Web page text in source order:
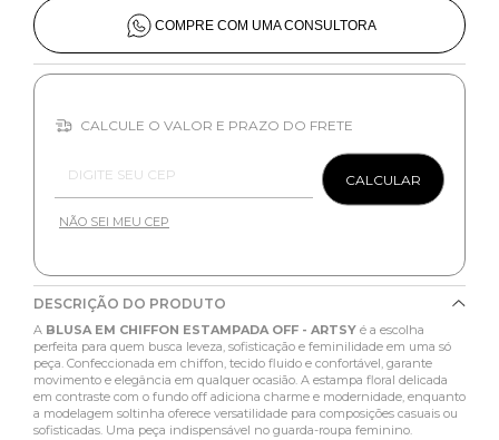
COMPRE COM UMA CONSULTORA
CALCULE O VALOR E PRAZO DO FRETE
CALCULAR
NÃO SEI MEU CEP
DESCRIÇÃO DO PRODUTO
A BLUSA EM CHIFFON ESTAMPADA OFF - ARTSY é a escolha
perfeita para quem busca leveza, sofisticação e feminilidade em uma só
peça. Confeccionada em chiffon, tecido fluido e confortável, garante
movimento e elegância em qualquer ocasião. A estampa floral delicada
em contraste com o fundo off adiciona charme e modernidade, enquanto
a modelagem soltinha oferece versatilidade para composições casuais ou
sofisticadas. Uma peça indispensável no guarda-roupa feminino.